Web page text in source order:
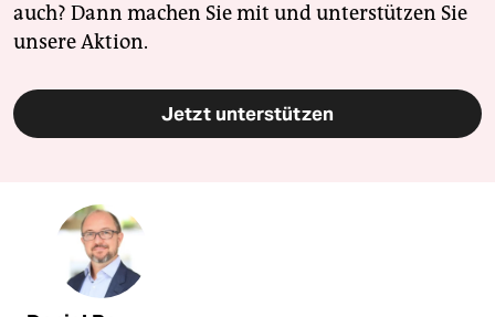
auch? Dann machen Sie mit und unterstützen Sie
unsere Aktion.
Jetzt unterstützen